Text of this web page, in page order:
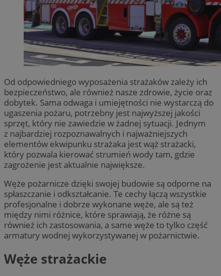
Od odpowiedniego wyposażenia strażaków zależy ich
bezpieczeństwo, ale również nasze zdrowie, życie oraz
dobytek. Sama odwaga i umiejętności nie wystarczą do
ugaszenia pożaru, potrzebny jest najwyższej jakości
sprzęt, który nie zawiedzie w żadnej sytuacji. Jednym
z najbardziej rozpoznawalnych i najważniejszych
elementów ekwipunku strażaka jest wąż strażacki,
który pozwala kierować strumień wody tam, gdzie
zagrożenie jest aktualnie największe.
Węże pożarnicze dzięki swojej budowie są odporne na
spłaszczanie i odkształcanie. Te cechy łączą wszystkie
profesjonalne i dobrze wykonane węże, ale są też
między nimi różnice, które sprawiają, że różne są
również ich zastosowania, a same węże to tylko część
armatury wodnej wykorzystywanej w pożarnictwie.
Węże strażackie